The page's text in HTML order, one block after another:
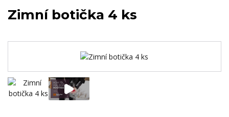
Zimní botička 4 ks